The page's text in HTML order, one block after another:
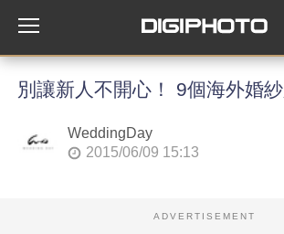
別讓新人不開心！ 9個海外婚
WeddingDay
2015/06/09 15:13
ADVERTISEMENT